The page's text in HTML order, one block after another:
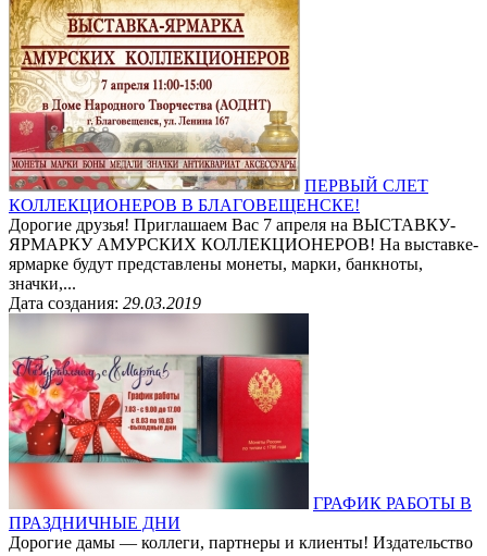
ПЕРВЫЙ СЛЕТ
КОЛЛЕКЦИОНЕРОВ В БЛАГОВЕЩЕНСКЕ!
Дорогие друзья! Приглашаем Вас 7 апреля на ВЫСТАВКУ-
ЯРМАРКУ АМУРСКИХ КОЛЛЕКЦИОНЕРОВ! На выставке-
ярмарке будут представлены монеты, марки, банкноты,
значки,...
Дата создания: 29.03.2019
ГРАФИК РАБОТЫ В
ПРАЗДНИЧНЫЕ ДНИ
Дорогие дамы — коллеги, партнеры и клиенты! Издательство